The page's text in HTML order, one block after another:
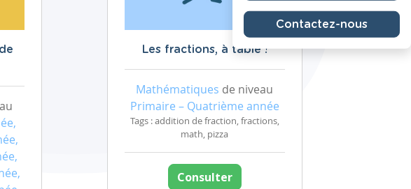
Les fractions, à table !
Mathématiques de niveau
Primaire – Quatrième année
Tags : addition de fraction, fractions,
math, pizza
Consulter
Contactez-nous